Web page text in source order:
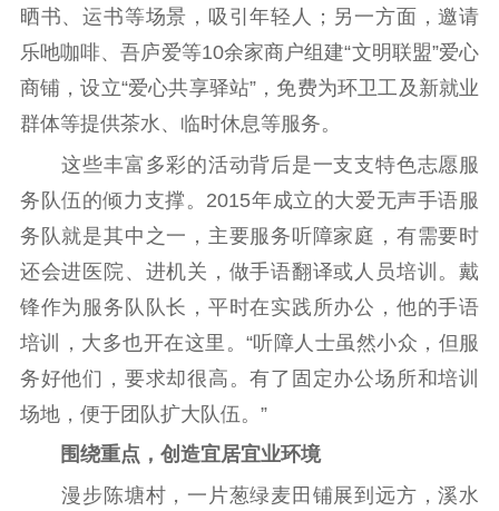
晒书、运书等场景，吸引年轻人；另一方面，邀请
乐吔咖啡、吾庐爱等10余家商户组建“文明联盟”爱心
商铺，设立“爱心共享驿站”，免费为环卫工及新就业
群体等提供茶水、临时休息等服务。
这些丰富多彩的活动背后是一支支特色志愿服
务队伍的倾力支撑。2015年成立的大爱无声手语服
务队就是其中之一，主要服务听障家庭，有需要时
还会进医院、进机关，做手语翻译或人员培训。戴
锋作为服务队队长，平时在实践所办公，他的手语
培训，大多也开在这里。“听障人士虽然小众，但服
务好他们，要求却很高。有了固定办公场所和培训
场地，便于团队扩大队伍。”
围绕重点，创造宜居宜业环境
漫步陈塘村，一片葱绿麦田铺展到远方，溪水